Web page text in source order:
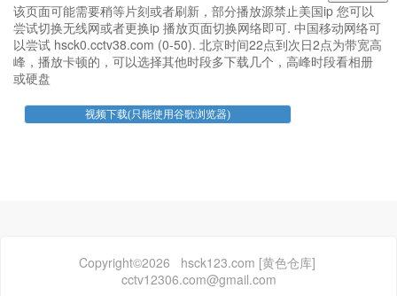
该页面可能需要稍等片刻或者刷新，部分播放源禁止美国ip 您可以
尝试切换无线网或者更换ip 播放页面切换网络即可. 中国移动网络可
以尝试 hsck0.cctv38.com (0-50). 北京时间22点到次日2点为带宽高
峰，播放卡顿的，可以选择其他时段多下载几个，高峰时段看相册
或硬盘
Copyright©2026 hsck123.com [黄色仓库]
cctv12306.com@gmail.com